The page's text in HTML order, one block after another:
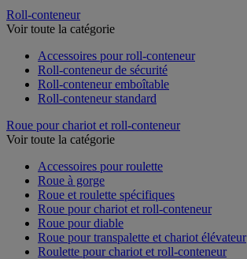
Roll-conteneur
Voir toute la catégorie
Accessoires pour roll-conteneur
Roll-conteneur de sécurité
Roll-conteneur emboîtable
Roll-conteneur standard
Roue pour chariot et roll-conteneur
Voir toute la catégorie
Accessoires pour roulette
Roue à gorge
Roue et roulette spécifiques
Roue pour chariot et roll-conteneur
Roue pour diable
Roue pour transpalette et chariot élévateur
Roulette pour chariot et roll-conteneur